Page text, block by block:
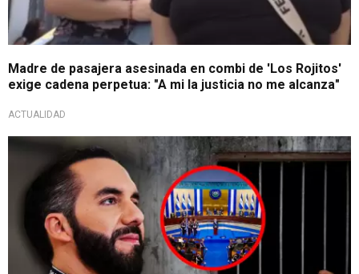
Madre de pasajera asesinada en combi de 'Los Rojitos'
exige cadena perpetua: "A mi la justicia no me alcanza"
ACTUALIDAD
Cambia la Constitución